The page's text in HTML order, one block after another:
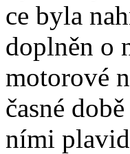
ce byla
doplněn o
motorové
časné
ními